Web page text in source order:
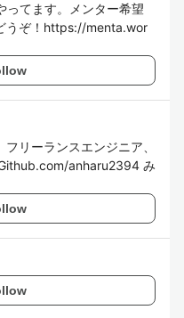
ってます。メンター希望
うぞ！https://menta.wor
リーランスエンジニア、
anharu2394 み